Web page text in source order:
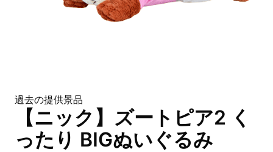
過去の提供景品
【ニック】ズートピア2 く
ったり BIGぬいぐるみ